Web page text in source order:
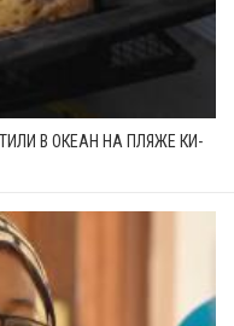
В ОКЕАН НА ПЛЯЖЕ КИ-